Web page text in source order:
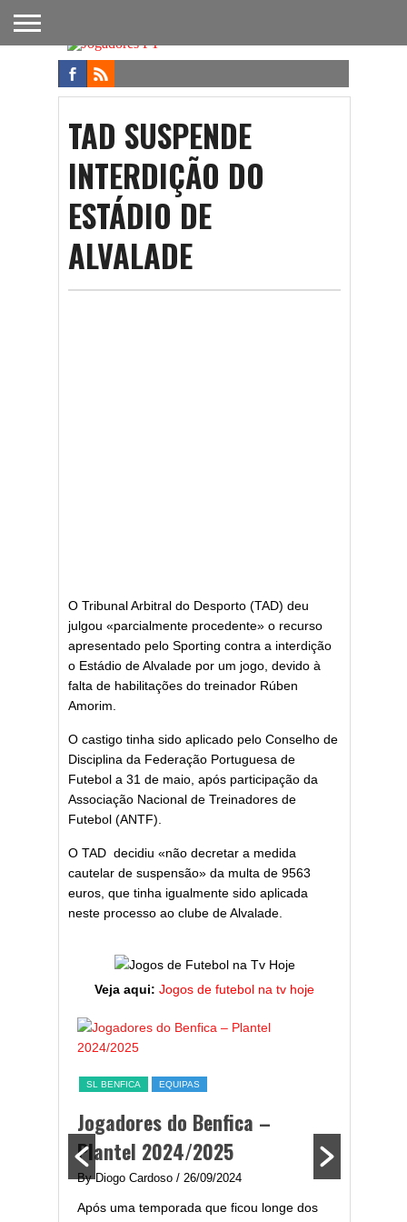
FUTEBOL
NACIONAL
FUTEBOL
INTERNACIONAL
NOTÍCIAS
ONDE
ASSISTIR
FUTEBOL
NA TV
APOSTAS
TAD SUSPENDE
INTERDIÇÃO DO
ESTÁDIO DE
ALVALADE
O Tribunal Arbitral do Desporto (TAD) deu
julgou «parcialmente procedente» o recurso
apresentado pelo Sporting contra a interdição
o Estádio de Alvalade por um jogo, devido à
falta de habilitações do treinador Rúben
Amorim.
O castigo tinha sido aplicado pelo Conselho de
Disciplina da Federação Portuguesa de
Futebol a 31 de maio, após participação da
Associação Nacional de Treinadores de
Futebol (ANTF).
O TAD decidiu «não decretar a medida
cautelar de suspensão» da multa de 9563
euros, que tinha igualmente sido aplicada
neste processo ao clube de Alvalade.
Veja aqui: Jogos de futebol na tv hoje
SL BENFICA EQUIPAS
Jogadores do Benfica –
Plantel 2024/2025
By Diogo Cardoso / 26/09/2024
Após uma temporada que ficou longe dos